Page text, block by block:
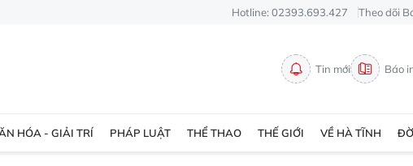
Hotline: 02393.693.427 Theo dõi
Tin mới Báo
HÓA - GIẢI TRÍ PHÁP LUẬT THỂ THAO THẾ GIỚI VỀ HÀ TĨNH